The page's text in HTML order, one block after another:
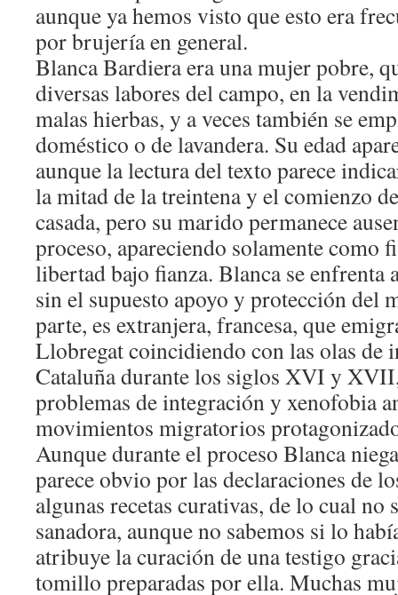
aunque ya hemos visto que esto era
por brujería en general.
Blanca Bardiera era una mujer pobre,
diversas labores del campo, en la
malas hierbas, y a veces también se
doméstico o de lavandera. Su edad
aunque la lectura del texto parece
la mitad de la treintena y el comienzo
casada, pero su marido permanece
proceso, apareciendo solamente como
libertad bajo fianza. Blanca se
sin el supuesto apoyo y protección del
parte, es extranjera, francesa, que
Llobregat coincidiendo con las olas de
Cataluña durante los siglos XVI y
problemas de integración y xenofobia
movimientos migratorios
Aunque durante el proceso Blanca
parece obvio por las declaraciones de
algunas recetas curativas, de lo cual no
sanadora, aunque no sabemos si lo
atribuye la curación de una testigo
tomillo preparadas por ella. Muchas